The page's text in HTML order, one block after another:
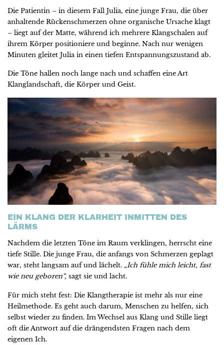
Die Patientin – in diesem Fall Julia, eine junge Frau, die über
anhaltende Rückenschmerzen ohne organische Ursache klagt
– liegt auf der Matte, während ich mehrere Klangschalen auf
ihrem Körper positioniere und beginne. Nach nur wenigen
Minuten gleitet Julia in einen tiefen Entspannungszustand ab.
Die Töne hallen noch lange nach und schaffen eine Art
Klanglandschaft, die Körper und Geist.
EIN KLANG DER KLARHEIT INMITTEN DES
LÄRMS
Nachdem die letzten Töne im Raum verklingen, herrscht eine
tiefe Stille. Die junge Frau, die anfangs von Schmerzen geplagt
war, steht langsam auf und lächelt. „Ich fühle mich leicht, fast
wie neu geboren“, sagt sie und lacht.
Für mich steht fest: Die Klangtherapie ist mehr als nur eine
Heilmethode. Es geht auch darum, Menschen zu helfen, sich
selbst wieder zu finden. Im Wechsel aus Klang und Stille liegt
oft die Antwort auf die drängendsten Fragen nach dem
eigenen Ich.